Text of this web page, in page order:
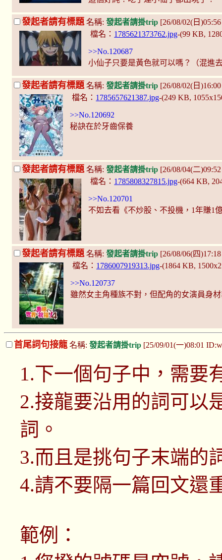
發起者請有標題 名稱: 發起者請掛trip [26/08/02(日
檔名： 1785621373762.jpg-(99 KB,
>>No.120687
小仙子只要是黃色就可以嗎？（混進
發起者請有標題 名稱: 發起者請掛trip [26/08/02(日
檔名： 1785657621387.jpg-(249 KB,
>>No.120692
秘訣在於牙齒保養
發起者請有標題 名稱: 發起者請掛trip [26/08/04(二
檔名： 1785808327815.jpg-(664 KB,
>>No.120701
不如去看《不炒股、不投機，1年賺1
發起者請有標題 名稱: 發起者請掛trip [26/08/06(四
檔名： 1786007919313.jpg-(1864 KB,
>>No.120737
雖然女主角種族不對，但配角的女演員身
首尾詞句接龍 名稱: 發起者請掛trip [25/09/01(一)08:01
1.下一個句子中，需要
2.接龍要沿用的詞可以
詞。
3.而且是挑句子末端的
4.請不要隔一篇回文還
範例：